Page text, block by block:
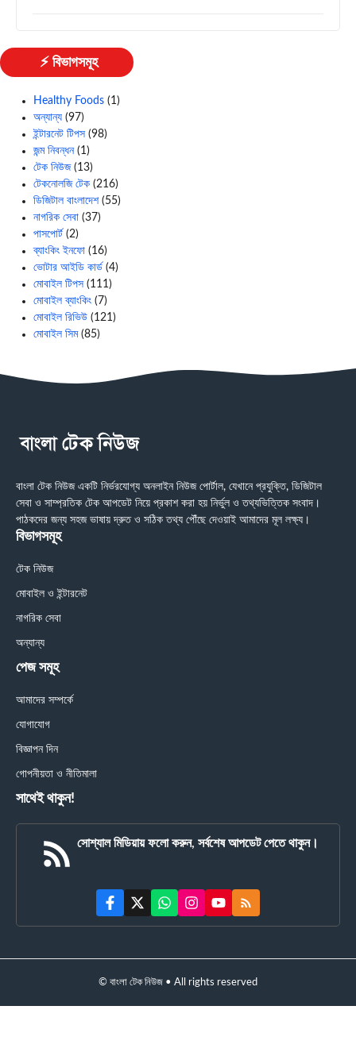
⚡ বিভাগসমূহ
Healthy Foods (1)
অন্যান্য (97)
ইন্টারনেট টিপস (98)
জন্ম নিবন্ধন(1)
টেক নিউজ(13)
টেকনোলজি টেক (216)
ডিজিটাল বাংলাদেশ(55)
নাগরিক সেবা (37)
পাসপোর্ট (2)
ব্যাংকিং ইনফো (16)
ভোটার আইডি কার্ড (4)
মোবাইল টিপস (111)
মোবাইল ব্যাংকিং (7)
মোবাইল রিভিউ (121)
মোবাইল সিম(85)
বাংলা টেক নিউজ একটি নির্ভরযোগ্য অনলাইন নিউজ পোর্টাল, যেখানে প্রযুক্তি, ডিজিটাল
সেবা ও সাম্প্রতিক টেক আপডেট নিয়ে প্রকাশ করা হয় নির্ভুল ও তথ্যভিত্তিক সংবাদ।
পাঠকদের জন্য সহজ ভাষায় দ্রুত ও সঠিক তথ্য পৌঁছে দেওয়াই আমাদের মূল লক্ষ্য।
বিভাগসমূহ
টেক নিউজ
মোবাইল ও ইন্টারনেট
নাগরিক সেবা
অন্যান্য
পেজ সমূহ
আমাদের সম্পর্কে
যোগাযোগ
বিজ্ঞাপন দিন
গোপনীয়তা ও নীতিমালা
সাথেই থাকুন!
সোশ্যাল মিডিয়ায় ফলো করুন, সর্বশেষ আপডেট পেতে থাকুন।
© বাংলা টেক নিউজ • All rights reserved